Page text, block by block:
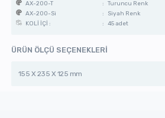
AX-200-T
: Turuncu Renk
AX-200-Si
:
Siyah Renk
KOLİ İÇİ :
: 45 adet
ÜRÜN ÖLÇÜ SEÇENEKLERİ
155 X 235 X 125 mm